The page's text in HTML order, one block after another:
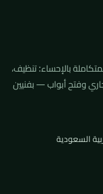
بالإحساء: تنظيف،
وفتح أبواب — بفنيين
السعودية